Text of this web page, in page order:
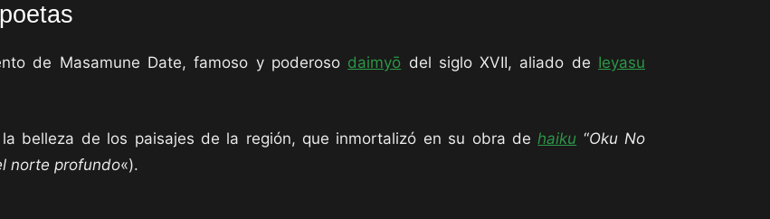
de Masamune Date, famoso y poderoso daimyō del siglo XVII, aliado de Ieyasu
belleza de los paisajes de la región, que inmortalizó en su obra dehaiku “Oku No
norte profundo«).